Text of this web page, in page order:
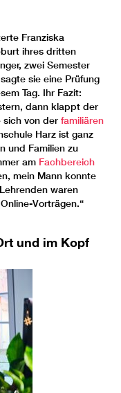
Franziska
ihres dritten
zwei Semester
sie eine Prüfung
Tag. Ihr Fazit:
dann klappt der
sich von der familiären
Harz ist ganz
und Familien zu
am Fachbereich
mein Mann konnte
waren
Vorträgen.“
und im Kopf